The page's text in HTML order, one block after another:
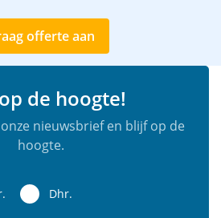
de groep. Bijvoorbeeld naar
of Stavoren.
te water gelaten als zeilende
Het voer lange tijd als
namen. Tussen 1996
de naam Vliegende
offerte aan
de hoogte!
nieuwsbrief en blijf op de
hoogte.
Dhr.